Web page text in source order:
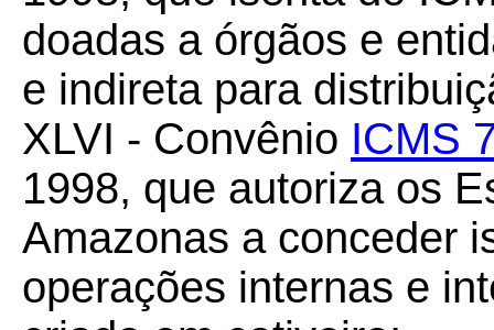
doadas a órgãos e
e indireta para
XLVI - Convênio ICMS
1998, que autoriza os
Amazonas a conceder
operações internas e